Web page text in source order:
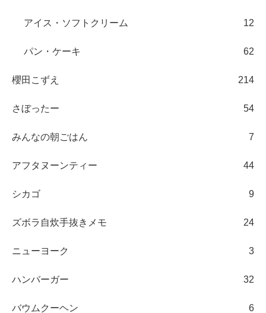
アイス・ソフトクリーム 12
パン・ケーキ 62
櫻田こずえ 214
さぼったー 54
みんなの朝ごはん 7
アフタヌーンティー 44
シカゴ 9
ズボラ自炊手抜きメモ 24
ニューヨーク 3
ハンバーガー 32
バウムクーヘン 6